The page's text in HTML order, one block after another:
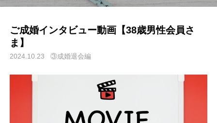
ご成婚インタビュー動画【38歳男性会員さ
ま】
2024.10.23 ③成婚退会編